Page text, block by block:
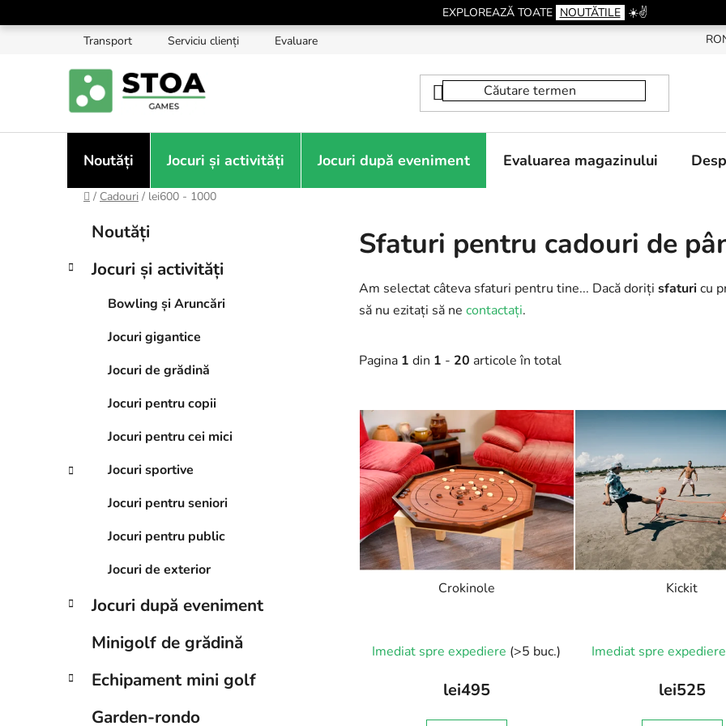
la
EXPLOREAZĂ TOATE NOUTĂTILE ☀️✌️
Transport
Serviciu clienți Evaluare
Noutăți Jocuri și activități Jocuri după eveniment Evaluarea magazinului
Acasă
/ Cadouri / lei600 - 1000
r
peste
e
Noutăți
Jocuri și activități
Bowling și Aruncări
Jocuri gigantice
Jocuri de grădină
Jocuri pentru copii
Jocuri pentru cei mici
Jocuri sportive
Jocuri pentru seniori
Jocuri pentru public
Jocuri de exterior
Jocuri după eveniment
Minigolf de grădină
Echipament mini golf
Garden-rondo
Sfaturi pentru cadouri de
Am selectat câteva sfaturi pentru tine... Dacă doriți sfaturicu
să nu ezitați să ne contactați.
Pagina 1 din 1 - 20 articole în total
L
s
t
ă
p
r
o
d
Crokinole
medie
a
Imediat spre expediere (>5 buc.)
lei495
Kickit
Imediat spre expediere
lei525